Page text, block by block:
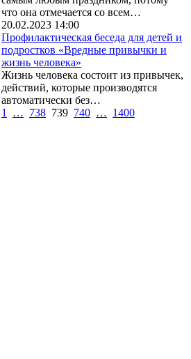
что она отмечается со всем…
20.02.2023 14:00
Профилактическая беседа для детей и
подростков «Вредные привычки и
жизнь человека»
Жизнь человека состоит из привычек,
действий, которые производятся
автоматически без…
1
… 738 739 740 … 1400